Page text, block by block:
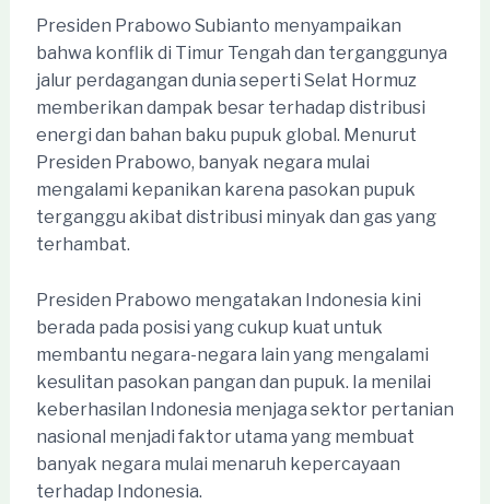
Presiden Prabowo Subianto menyampaikan
bahwa konflik di Timur Tengah dan terganggunya
jalur perdagangan dunia seperti Selat Hormuz
memberikan dampak besar terhadap distribusi
energi dan bahan baku pupuk global. Menurut
Presiden Prabowo, banyak negara mulai
mengalami kepanikan karena pasokan pupuk
terganggu akibat distribusi minyak dan gas yang
terhambat.
Presiden Prabowo mengatakan Indonesia kini
berada pada posisi yang cukup kuat untuk
membantu negara-negara lain yang mengalami
kesulitan pasokan pangan dan pupuk. Ia menilai
keberhasilan Indonesia menjaga sektor pertanian
nasional menjadi faktor utama yang membuat
banyak negara mulai menaruh kepercayaan
terhadap Indonesia.